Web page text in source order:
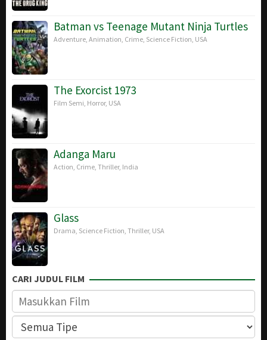
Batman vs Teenage Mutant Ninja Turtles
Adventure Animation Crime Science Fiction USA
The Exorcist 1973
Film Semi Horror, USA
Adanga Maru
Action Crime Thriller, India
Glass
Drama Science Fiction Thriller, USA
CARI JUDUL FILM